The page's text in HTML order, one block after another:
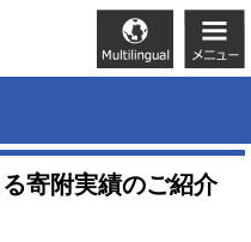
寄附実績のご紹介